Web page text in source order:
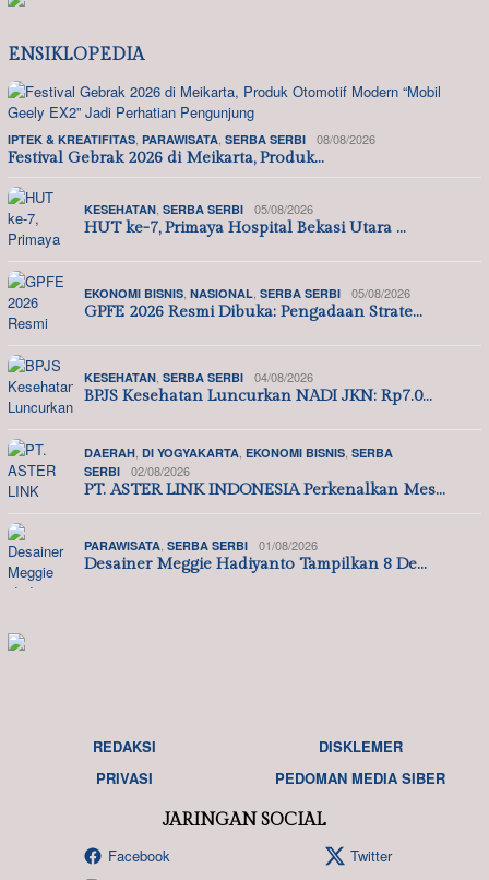
ENSIKLOPEDIA
IPTEK & KREATIFITAS, PARAWISATA, SERBA SERBI 08/08/2026
Festival Gebrak 2026 di Meikarta, Produk…
KESEHATAN, SERBA SERBI 05/08/2026
HUT ke-7, Primaya Hospital Bekasi Utara …
EKONOMI BISNIS, NASIONAL, SERBA SERBI 05/08/2026
GPFE 2026 Resmi Dibuka: Pengadaan Strate…
KESEHATAN, SERBA SERBI 04/08/2026
BPJS Kesehatan Luncurkan NADI JKN: Rp7.0…
DAERAH, DI YOGYAKARTA, EKONOMI BISNIS, SERBA
SERBI
02/08/2026
PT. ASTER LINK INDONESIA Perkenalkan Mes…
PARAWISATA, SERBA SERBI 01/08/2026
Desainer Meggie Hadiyanto Tampilkan 8 De…
REDAKSI
DISKLEMER
PRIVASI
PEDOMAN MEDIA SIBER
JARINGAN SOCIAL
Facebook
Twitter